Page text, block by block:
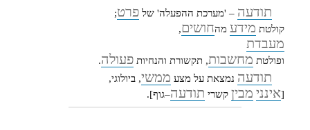
תודעה – 'מערכת ההפעלה' שלפרט;
קולטת מידע מהחושים,
מעבדת
ופולטת מחשבות, תקשורת והנחיותפעולה.
תודעה נמצאת על מצע ממשי, ביולוגי,
[אינני מבין קשרי תודעה–גוף].